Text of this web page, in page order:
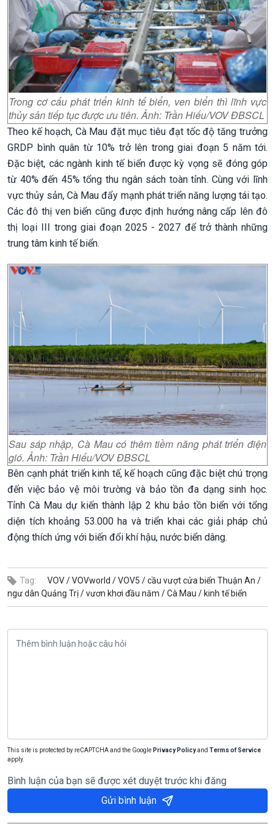
Trong cơ cấu phát triển kinh tế biển, ven biển thì lĩnh vực
thủy sản tiếp tục được ưu tiên. Ảnh: Trần Hiếu/VOV ĐBSCL
Theo kế hoạch, Cà Mau đặt mục tiêu đạt tốc độ tăng trưởng
GRDP bình quân từ 10% trở lên trong giai đoạn 5 năm tới.
Đặc biệt, các ngành kinh tế biển được kỳ vọng sẽ đóng góp
từ 40% đến 45% tổng thu ngân sách toàn tỉnh. Cùng với lĩnh
vực thủy sản, Cà Mau đẩy mạnh phát triển năng lượng tái tạo.
Các đô thị ven biển cũng được định hướng nâng cấp lên đô
thị loại III trong giai đoạn 2025 - 2027 để trở thành những
trung tâm kinh tế biển.
Sau sáp nhập, Cà Mau có thêm tiềm năng phát triển điện
gió. Ảnh: Trần Hiếu/VOV ĐBSCL
Bên cạnh phát triển kinh tế, kế hoạch cũng đặc biệt chú trọng
đến việc bảo vệ môi trường và bảo tồn đa dạng sinh học.
Tỉnh Cà Mau dự kiến thành lập 2 khu bảo tồn biển với tổng
diện tích khoảng 53.000 ha và triển khai các giải pháp chủ
động thích ứng với biến đổi khí hậu, nước biển dâng.
Tag: VOV /VOVworld /VOV5 /cầu vượt cửa biển Thuận An /
ngư dân Quảng Trị /vươn khơi đầu năm /Cà Mau / kinh tế biển
This site is protected by reCAPTCHA and the Google Privacy Policyand Terms of Service
apply.
Bình luận của bạn sẽ được xét duyệt trước khi đăng
Gửi bình luận